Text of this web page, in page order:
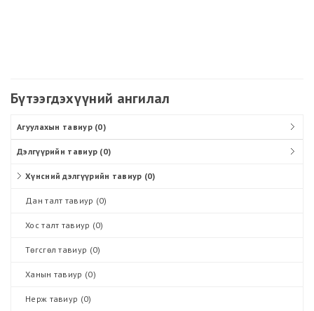
Бүтээгдэхүүний ангилал
Агуулахын тавиур (0)
Дэлгүүрийн тавиур (0)
Хүнсний дэлгүүрийн тавиур (0)
Дан талт тавиур (0)
Хос талт тавиур (0)
Төгсгөл тавиур (0)
Ханын тавиур (0)
Нерж тавиур (0)